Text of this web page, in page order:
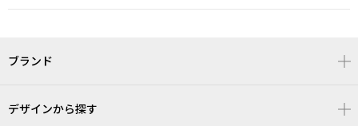
ブランド
デザインから探す